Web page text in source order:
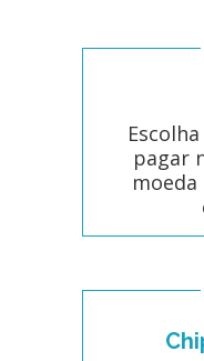
pagar
moeda